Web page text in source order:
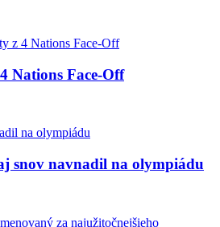
Nations Face-Off
snov navnadil na olympiádu